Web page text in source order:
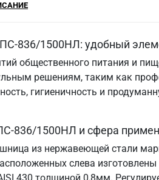
836/1500НЛ: удобный
общественного питания и
решениям, таким как
гигиеничность и
836/1500НЛ и сфера
из нержавеющей стали
слева